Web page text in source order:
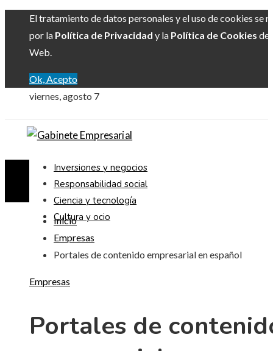
El tratamiento de datos personales y el uso de cookies se
por la Política de Privacidad y la Política de Cookies
Web.
Ok, Acepto
viernes, agosto 7
Inversiones y negocios
Responsabilidad social
Ciencia y tecnología
Cultura y ocio
Inicio
Empresas
Portales de contenido empresarial en español
Empresas
Portales de